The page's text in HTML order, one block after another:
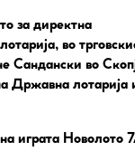
за директна
во
во
Државна лотарија
играта Новолото